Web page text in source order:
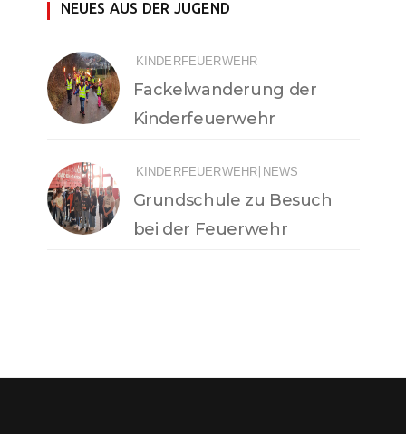
NEUES AUS DER JUGEND
KINDERFEUERWEHR
Fackelwanderung der
Kinderfeuerwehr
KINDERFEUERWEHR NEWS
Grundschule zu Besuch
bei der Feuerwehr